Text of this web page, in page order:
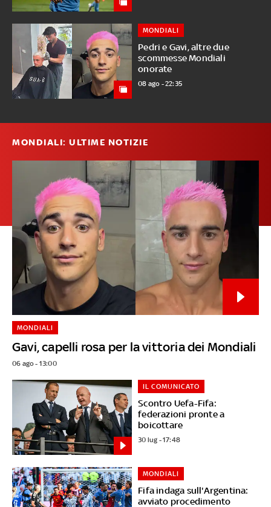
Pedri e Gavi, altre due
scommesse Mondiali
onorate
MONDIALI
08 ago - 22:35
MONDIALI: ULTIME NOTIZIE
Gavi, capelli rosa per la vittoria dei Mondiali
MONDIALI
06 ago - 13:00
Scontro Uefa-Fifa:
federazioni pronte a
boicottare
IL COMUNICATO
30 lug - 17:48
Fifa indaga sull'Argentina:
avviato procedimento
MONDIALI